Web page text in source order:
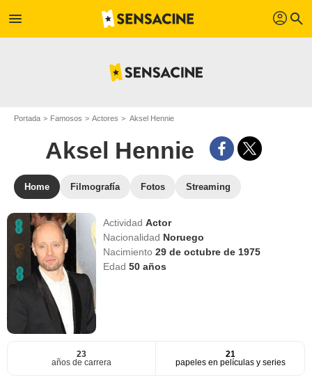
menu profil search
Portada Famosos Actores Aksel Hennie
Aksel Hennie
Home Filmografía Fotos Streaming
ActividadActor
Nacionalidad Noruego
Nacimiento29 de octubre de 1975
Edad50 años
23
años de carrera
21
papeles en películas y series